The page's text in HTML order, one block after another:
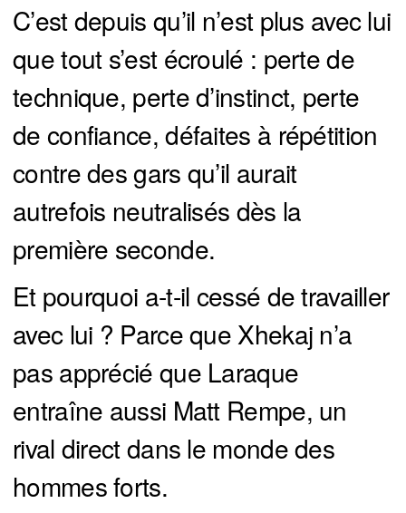
C’est depuis qu’il n’est plus avec lui
que tout s’est écroulé : perte de
technique, perte d’instinct, perte
de confiance, défaites à répétition
contre des gars qu’il aurait
autrefois neutralisés dès la
première seconde.
Et pourquoi a-t-il cessé de travailler
avec lui ? Parce que Xhekaj n’a
pas apprécié que Laraque
entraîne aussi Matt Rempe, un
rival direct dans le monde des
hommes forts.